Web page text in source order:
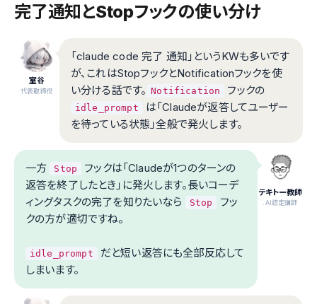
完了通知とStopフックの使い分け
室谷
代表取締役
「claude code 完了 通知」というKWも多いです
が、これはStopフックとNotificationフックを使
い分ける話です。 Notification フックの
idle_prompt
は「Claudeが返答してユーザー
を待っている状態」全般で発火します。
テキトー教師
.AI認定講師
一方 Stop
フックは「Claudeが1つのターンの
返答を終了したとき」に発火します。長いコーデ
ィングタスクの完了を知りたいなら
Stop
フッ
クの方が適切ですね。
idle_prompt
だと短い返答にも全部反応して
しまいます。